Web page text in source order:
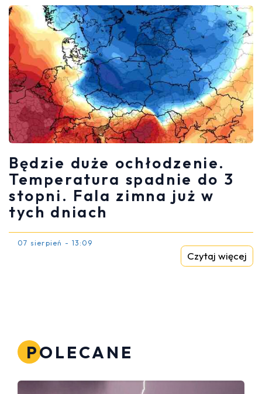
Będzie duże ochłodzenie.
Temperatura spadnie do 3
stopni. Fala zimna już w
tych dniach
07 sierpień - 13:09
Czytaj więcej
POLECANE